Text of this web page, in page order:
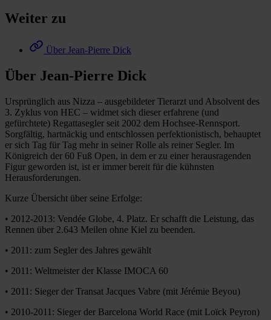
Weiter zu
Über Jean-Pierre Dick
Über Jean-Pierre Dick
Ursprünglich aus Nizza – ausgebildeter Tierarzt und Absolvent des
3. Zyklus von HEC – widmet sich dieser erfahrene (und
gefürchtete) Regattasegler seit 2002 dem Hochsee-Rennsport.
Sorgfältig, hartnäckig und entschlossen perfektionistisch, behauptet
er sich Tag für Tag mehr in seiner Rolle als reiner Segler. Im
Königreich der 60 Fuß Open, in dem er zu einer herausragenden
Figur geworden ist, ist er immer bereit für die kühnsten
Herausforderungen.
Kurze Übersicht über seine Erfolge:
• 2012-2013: Vendée Globe, 4. Platz. Er schafft die Leistung, das
Rennen über 2.643 Meilen ohne Kiel zu beenden.
• 2011: zum Segler des Jahres gewählt
• 2011: Weltmeister der Klasse IMOCA 60
• 2011: Sieger der Transat Jacques Vabre (mit Jérémie Beyou)
• 2010-2011: Sieger der Barcelona World Race (mit Loïck Peyron)